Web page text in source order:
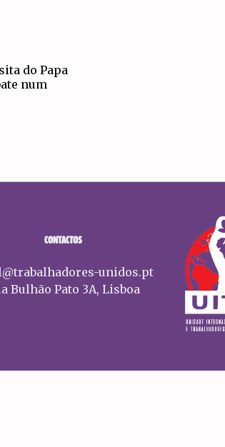
do Papa
num
CONTACTOS
unidos.pt
Bulhão Pato 3A, Lisboa